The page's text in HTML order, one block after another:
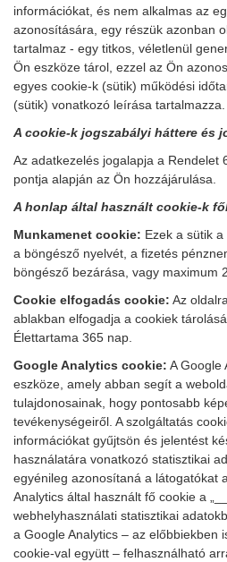
információkat, és nem alkalmas az
azonosítására, egy részük azonban
tartalmaz - egy titkos, véletlenül
Ön eszköze tárol, ezzel az Ön
egyes cookie-k (sütik) működési
(sütik) vonatkozó leírása tartalmazza.
A cookie-k jogszabályi háttere és
Az adatkezelés jogalapja a Rendelet
pontja alapján az Ön hozzájárulása.
A honlap által használt cookie-k
Munkamenet cookie: Ezek a sütik
a böngésző nyelvét, a fizetés
böngésző bezárása, vagy maximum
Cookie elfogadás cookie: Az
ablakban elfogadja a cookiek
Élettartama 365 nap.
Google Analytics cookie: A Google
eszköze, amely abban segít a
tulajdonosainak, hogy pontosabb
tevékenységeiről. A szolgáltatás
információkat gyűjtsön és jelentést
használatára vonatkozó statisztikai
egyénileg azonosítaná a látogatókat
Analytics által használt fő cookie a
webhelyhasználati statisztikai
a Google Analytics – az előbbiekben
cookie-val együtt – felhasználható